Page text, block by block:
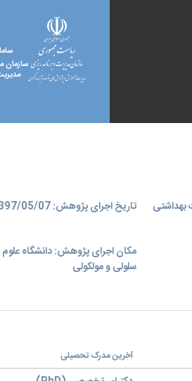
سازمان
بهداشتی
تاریخ اجرای پژوهش: 1397/05/07
مکان اجرای پژوهش: دانشگاه
سلولی و مولکولی
آخرین مدرک تحصیلی